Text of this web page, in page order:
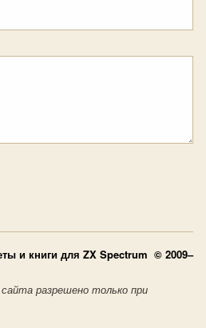
и книги для ZX Spectrum © 2009–
разрешено только при